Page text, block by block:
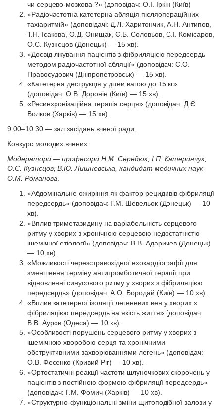
чи серцево-мозкова ?» (доповідач: О.І. Іркін (Київ)
«Радіочастотна катетерна абляція після­операційних
тахіаритмій» (доповідачі: Д.Л. Харитончик, А.Н. Антипов,
Т.Н. Ісакова, О.Д. Онищак, Є.Б. Соловьов, С.І. Комісаров,
О.С. Кузнєцов (Донецьк) — 15 хв).
«Досвід лікування пацієнтів з фібриляцією передсердь
методом радіочастотної абляції» (доповідач: С.О.
Правосудович (Дніпропетровськ) — 15 хв).
«Катетерна деструкція у дітей вагою до 15 кг»
(доповідач: О.В. Доронін (Київ) — 15 хв).
«Ресинхронізаційна терапія серця» (доповідач: Д.Є.
Волков (Харків) — 15 хв).
9:00–10:30 — зал засідань вченої ради.
Конкурс молодих вчених.
Модератори — професори Н.М. Середюк, І.П. Катеринчук,
О.С. Кузнєцов, В.Ю. Лишневська, кандидат медичних наук
О.М. Романова
«Абдомінальне ожиріння як фактор рецидивів фібриляції
передсердь» (доповідач: Г.М. Шевельок (Донецьк) — 10
хв).
«Вплив триметазидину на варіабельність серцевого
ритму у хворих з хронічною серцевою недостатністю
ішемічної етіології» (доповідач: В.В. Адаричев (Донецьк)
— 10 хв).
«Можливості черезстравохідної ехокардіографії для
зменшення терміну антитромботичної терапії при
відновленні синусового ритму у хворих з фібриляцією
передсердь» (доповідач: А.О. Бородай (Київ) — 10 хв).
«Вплив катетерної ізоляції легеневих вен у хворих з
фібриляцією передсердь на якість життя» (доповідач:
В.В. Ауров (Одеса) — 10 хв).
«Особливості порушень серцевого ритму у хворих з
ішемічною хворобою серця та хронічними
обструктивними захворюваннями легень» (доповідач:
О.В. Фесенко (Кривий Ріг) — 10 хв).
«Ортостатичні реакції частоти шлуночкових скорочень у
пацієнтів з постійною формою фібриляції передсердь»
(доповідач: Г.М. Фомич (Харків) — 10 хв).
«Структурно-функціональні зміни щитоподібної залози у